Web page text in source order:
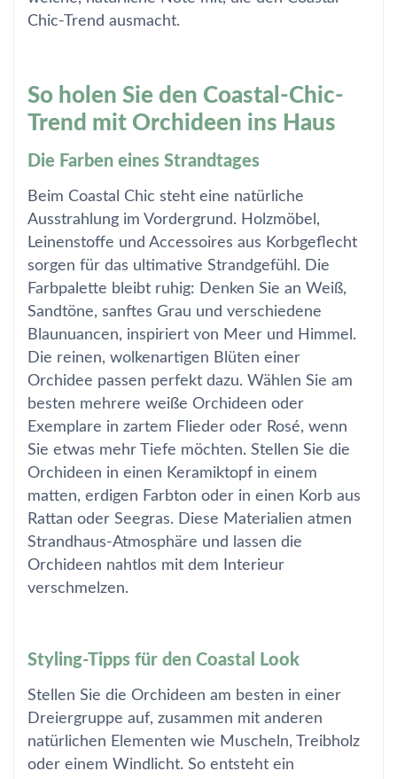
Chic-Trend ausmacht.
So holen Sie den Coastal-Chic-
Trend mit Orchideen ins Haus
Die Farben eines Strandtages
Beim Coastal Chic steht eine natürliche
Ausstrahlung im Vordergrund. Holzmöbel,
Leinenstoffe und Accessoires aus Korbgeflecht
sorgen für das ultimative Strandgefühl. Die
Farbpalette bleibt ruhig: Denken Sie an Weiß,
Sandtöne, sanftes Grau und verschiedene
Blaunuancen, inspiriert von Meer und Himmel.
Die reinen, wolkenartigen Blüten einer
Orchidee passen perfekt dazu. Wählen Sie am
besten mehrere weiße Orchideen oder
Exemplare in zartem Flieder oder Rosé, wenn
Sie etwas mehr Tiefe möchten. Stellen Sie die
Orchideen in einen Keramiktopf in einem
matten, erdigen Farbton oder in einen Korb aus
Rattan oder Seegras. Diese Materialien atmen
Strandhaus-Atmosphäre und lassen die
Orchideen nahtlos mit dem Interieur
verschmelzen.
Styling-Tipps für den Coastal Look
Stellen Sie die Orchideen am besten in einer
Dreiergruppe auf, zusammen mit anderen
natürlichen Elementen wie Muscheln, Treibholz
oder einem Windlicht. So entsteht ein